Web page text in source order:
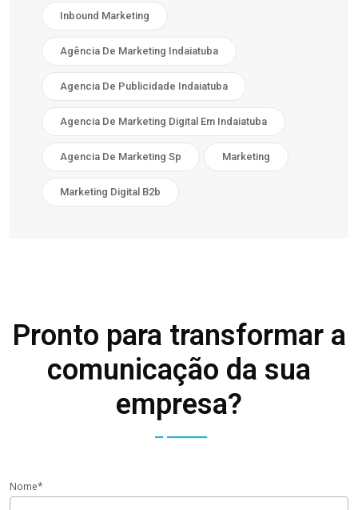
Inbound Marketing
Agência De Marketing Indaiatuba
Agencia De Publicidade Indaiatuba
Agencia De Marketing Digital Em Indaiatuba
Agencia De Marketing Sp Marketing
Marketing Digital B2b
Pronto para transformar a
comunicação da sua
empresa?
Nome*